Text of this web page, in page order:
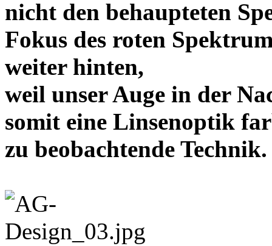
nicht den behaupteten
Fokus des roten
weiter hinten,
weil unser Auge in der
somit eine Linsenoptik
zu beobachtende